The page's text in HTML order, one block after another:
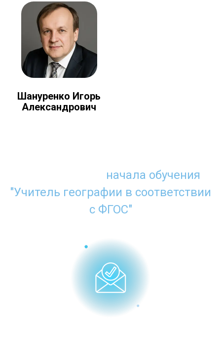
Шануренко Игорь
Александрович
начала обучения
"Учитель географии в соответствии
с ФГОС"